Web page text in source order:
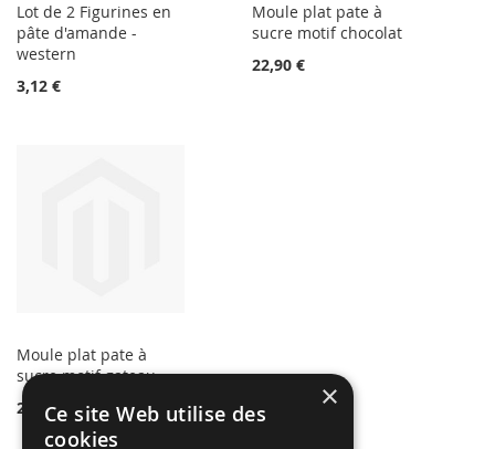
Lot de 2 Figurines en
pâte d'amande -
western
3,12 €
Moule plat pate à
sucre motif chocolat
22,90 €
Moule plat pate à
sucre motif gateau
22,90 €
×
Ce site Web utilise des
cookies